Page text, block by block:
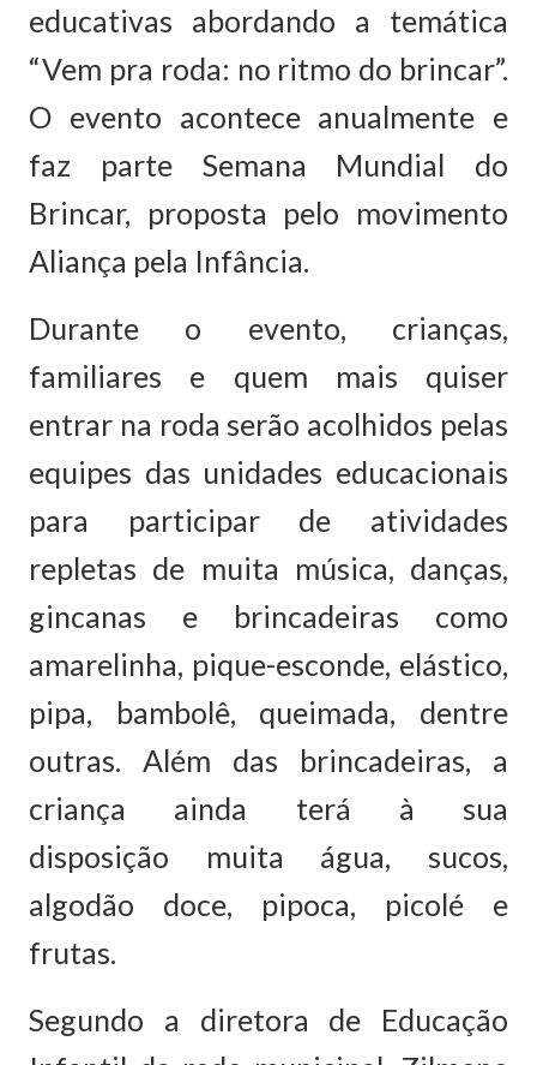
educativas abordando a temática
“Vem pra roda: no ritmo do brincar”.
O evento acontece anualmente e
faz parte Semana Mundial do
Brincar, proposta pelo movimento
Aliança pela Infância.
Durante o evento, crianças,
familiares e quem mais quiser
entrar na roda serão acolhidos pelas
equipes das unidades educacionais
para participar de atividades
repletas de muita música, danças,
gincanas e brincadeiras como
amarelinha, pique-esconde, elástico,
pipa, bambolê, queimada, dentre
outras. Além das brincadeiras, a
criança ainda terá à sua
disposição muita água, sucos,
algodão doce, pipoca, picolé e
frutas.
Segundo a diretora de Educação